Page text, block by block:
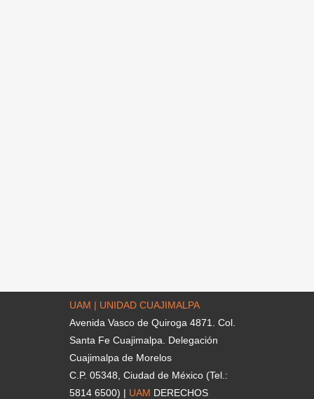
UAM | UNIDAD CUAJIMALPA
Avenida Vasco de Quiroga 4871. Col.
Santa Fe Cuajimalpa. Delegación
Cuajimalpa de Morelos
C.P. 05348, Ciudad de México (Tel.:
5814 6500) | UAM DERECHOS